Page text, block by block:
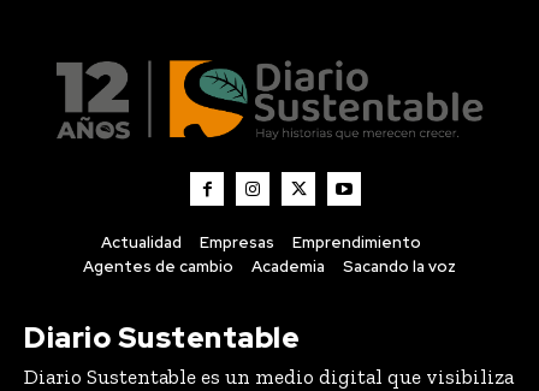
Actualidad Empresas
Emprendimiento
Agentes de cambio
Academia Sacando la voz
Diario Sustentable
Diario Sustentable es un medio digital que visibiliza